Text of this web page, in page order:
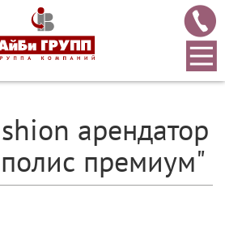
=> 23 [3] => 122 )
арендатор
премиум"